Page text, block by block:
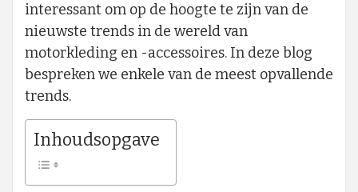
interessant om op de hoogte te zijn van de
nieuwste trends in de wereld van
motorkleding en -accessoires. In deze blog
bespreken we enkele van de meest opvallende
trends.
Inhoudsopgave